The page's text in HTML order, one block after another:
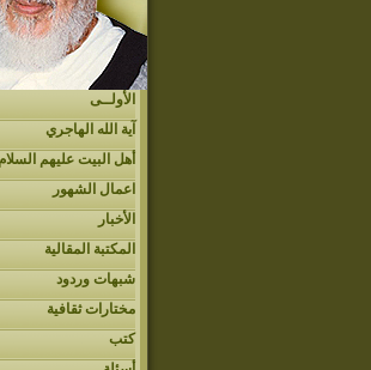
الأولــى
آية الله الهاجري
أهل البيت عليهم
اعمال الشهور
الأخبار
المكتبة المقالية
شبهات وردود
مختارات ثقافية
كتب